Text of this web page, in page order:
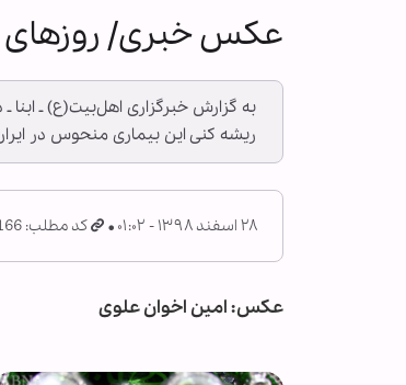
عکس خبری/
به گزارش خبرگزاری اهل‌بیت(ع) ـ
ریشه کنی این بیماری منحوس در
۲۸ اسفند ۱۳۹۸ - ۰۱:۰۲ کد مطلب: 767166
عکس: امین اخوان علوی